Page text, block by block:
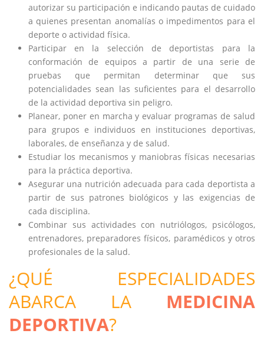
autorizar su participación e indicando pautas de cuidado
a quienes presentan anomalías o impedimentos para el
deporte o actividad física.
Participar en la selección de deportistas para la
conformación de equipos a partir de una serie de
pruebas que permitan determinar que sus
potencialidades sean las suficientes para el desarrollo
de la actividad deportiva sin peligro.
Planear, poner en marcha y evaluar programas de salud
para grupos e individuos en instituciones deportivas,
laborales, de enseñanza y de salud.
Estudiar los mecanismos y maniobras físicas necesarias
para la práctica deportiva.
Asegurar una nutrición adecuada para cada deportista a
partir de sus patrones biológicos y las exigencias de
cada disciplina.
Combinar sus actividades con nutriólogos, psicólogos,
entrenadores, preparadores físicos, paramédicos y otros
profesionales de la salud.
¿QUÉ ESPECIALIDADES
ABARCA LA MEDICINA
DEPORTIVA?